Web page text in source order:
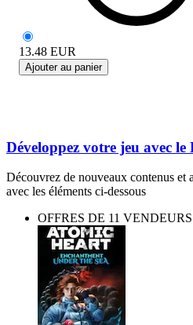
13.48 EUR
Ajouter au panier
Développez votre jeu avec le
Découvrez de nouveaux contenus et
avec les éléments ci-dessous
OFFRES DE 11 VENDEURS